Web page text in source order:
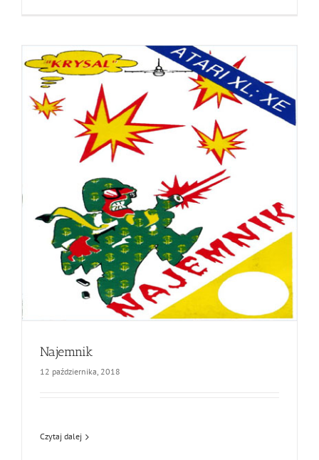
Najemnik
12 października, 2018
Czytaj dalej